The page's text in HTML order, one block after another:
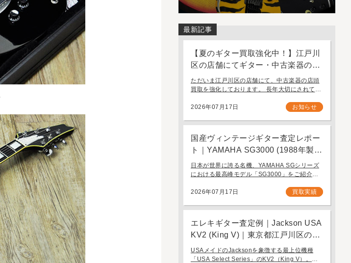
最新記事
【夏のギター買取強化中！】江戸川
区の店舗にてギター・中古楽器の店
頭買取・持ち込み査定を強化してお
ります。
ただいま江戸川区の店舗にて、中古楽器の店頭
買取を強化しております。 長年大切にされてき
伝いをさせてください。 お近く（東京都内・千
2026年07月17日 お知らせ
国産ヴィンテージギター査定レポー
ト｜YAMAHA SG3000 (1988年製)
｜千葉県野田市のお客様より店舗に
て買取
日本が世界に誇る名機、YAMAHA SGシリーズ
における最高峰モデル「SG3000」をご紹介し
と豪華なルックスで国内外問わず多くのギタリ
2026年07月17日 買取実績
エレキギター査定例｜Jackson USA
KV2 (King V)｜東京都江戸川区のお
客様より店舗にて買取
USAメイドのJacksonを象徴する最上位機種
「USA Select Series」のKV2（King V）。ハ